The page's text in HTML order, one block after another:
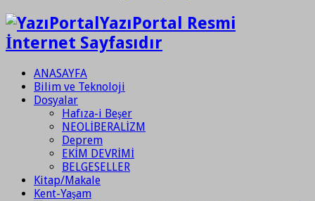
YazıPortal Resmi
İnternet Sayfasıdır
ANASAYFA
Bilim ve Teknoloji
Dosyalar
Hafıza-i Beşer
NEOLİBERALİZM
Deprem
EKİM DEVRİMİ
BELGESELLER
Kitap/Makale
Kent-Yaşam